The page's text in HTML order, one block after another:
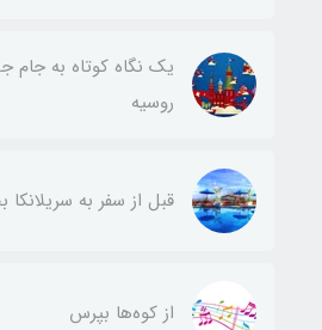
روسیه
قبل از سفر به سریلانکا
از کوه‌ها بپرس